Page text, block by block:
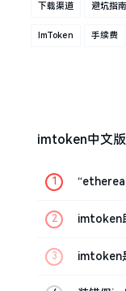
下载渠道 避坑指南
ImToken 手续费
imtoken中文
imtoken
imtoken